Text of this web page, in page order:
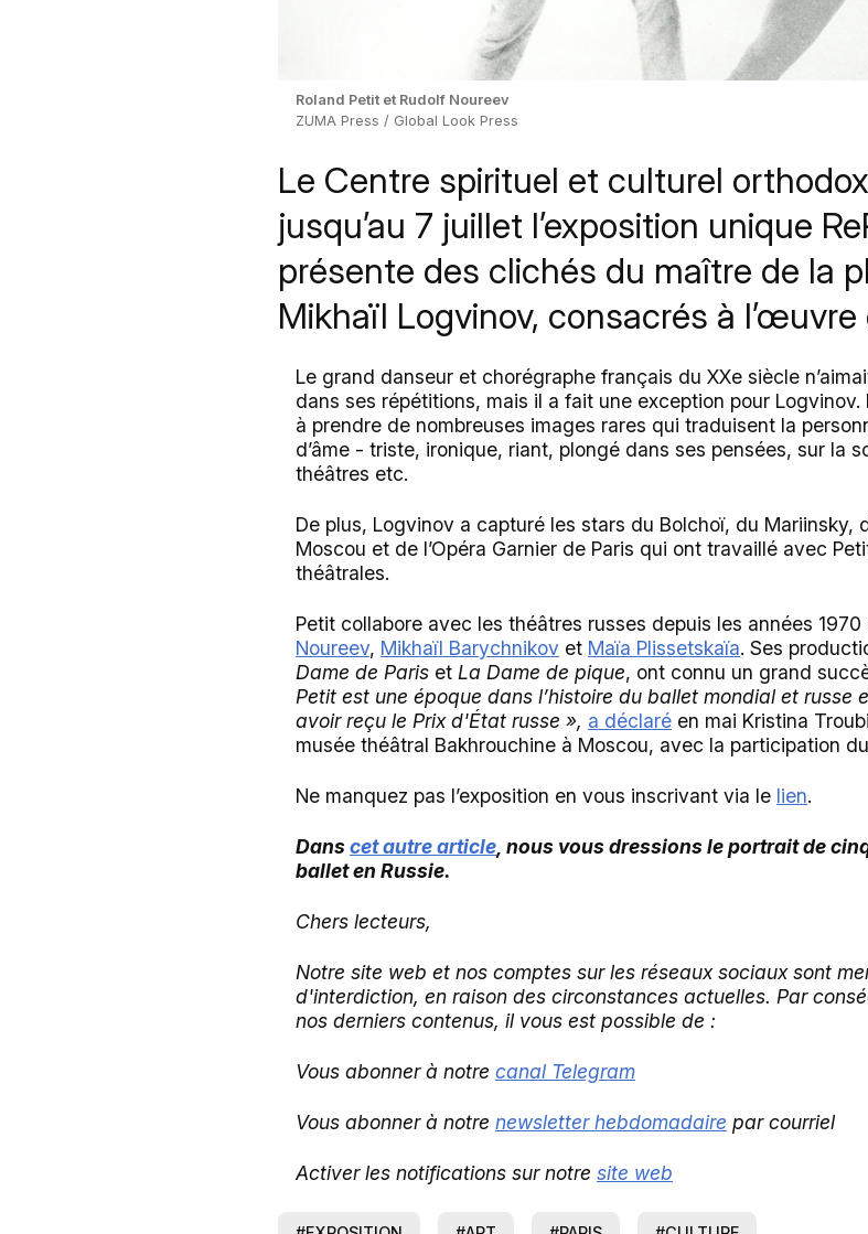
Roland Petit et Rudolf Noureev
ZUMA Press / Global Look Press
Le Centre spirituel et culturel
jusqu’au 7 juillet l’exposition unique
présente des clichés du maître de la
Mikhaïl Logvinov, consacrés à l’œuvre
Le grand danseur et chorégraphe français du XXe siècle
dans ses répétitions, mais il a fait une exception pour
à prendre de nombreuses images rares qui traduisent la
d’âme - triste, ironique, riant, plongé dans ses pensées, sur la
théâtres etc.
De plus, Logvinov a capturé les stars du Bolchoï, du
Moscou et de l’Opéra Garnier de Paris qui ont travaillé avec
théâtrales.
Petit collabore avec les théâtres russes depuis les années
Noureev, Mikhaïl Barychnikov et Maïa Plissetskaïa. Ses
Dame de Paris et La Dame de pique, ont connu un grand
Petit est une époque dans l’histoire du ballet mondial et russe
avoir reçu le Prix d'État russe », a déclaré en mai Kristina
musée théâtral Bakhrouchine à Moscou, avec la participation
Ne manquez pas l’exposition en vous inscrivant via le lien.
Danscet autre article , nous vous dressions le portrait de
ballet en Russie.
Chers lecteurs,
Notre site web et nos comptes sur les réseaux sociaux sont
d'interdiction, en raison des circonstances actuelles. Par
nos derniers contenus, il vous est possible de :
Vous abonner à notre canal Telegram
Vous abonner à notre newsletter hebdomadaire par courriel
Activer les notifications sur notre site web